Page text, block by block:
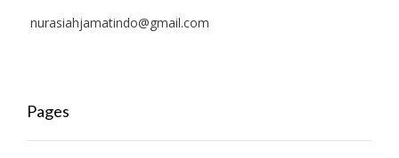
nurasiahjamatindo@gmail.com
Pages